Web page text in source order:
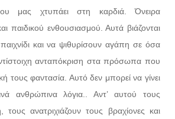
μας χτυπάει στη καρδιά. Όνειρα
παιδικού ενθουσιασμού. Αυτά βιάζονται
και να ψιθυρίσουν αγάπη σε όσα
ανταπόκριση στα πρόσωπα που
τους φαντασία. Αυτό δεν μπορεί να γίνει
ανθρώπινα λόγια.. Αντ’ αυτού τους
ανατριχιάζουν τους βραχίονες και